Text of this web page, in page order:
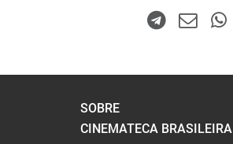
SOBRE
CINEMATECA BRASILEIRA